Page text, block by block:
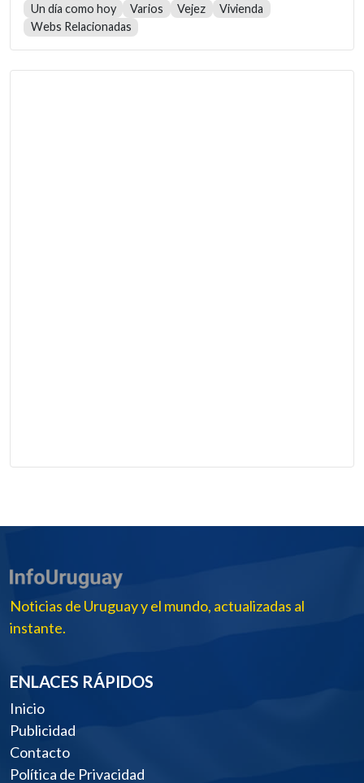
Un día como hoy
Varios Vejez
Vivienda
Webs Relacionadas
Noticias de Uruguay y el mundo, actualizadas al
instante.
ENLACES RÁPIDOS
Inicio
Publicidad
Contacto
Política de Privacidad